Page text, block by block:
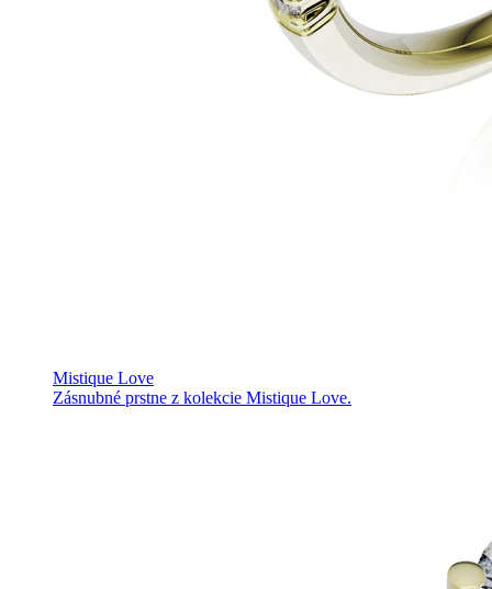
Mistique Love
Zásnubné prstne z kolekcie Mistique Love.